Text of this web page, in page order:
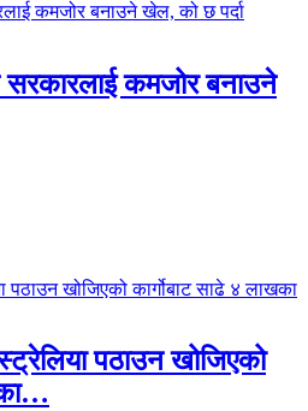
कमजोर बनाउने
पठाउन खोजिएको